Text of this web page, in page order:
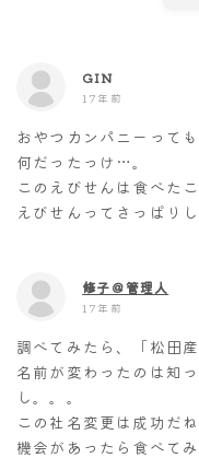
GIN
17年前
おやつカンパニーって
何だったっけ…。
このえびせんは食べた
えびせんってさっぱり
修子＠管理人
17年前
調べてみたら、「松田
名前が変わったのは知
し。。。
この社名変更は成功だね
機会があったら食べて